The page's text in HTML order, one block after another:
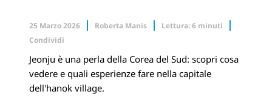
25 Marzo 2026 Roberta Manis
Lettura: 6 minuti
Condividi
Facebook X.com
Linkedin
Jeonju è una perla della Corea del Sud: scopri cosa
vedere e quali esperienze fare nella capitale
dell'hanok village.